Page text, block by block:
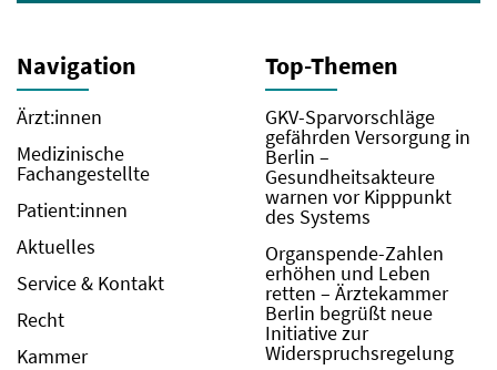
Navigation
Ärzt:innen
Medizinische
Fachangestellte
Patient:innen
Aktuelles
Service & Kontakt
Recht
Kammer
Top-Themen
GKV-Sparvorschläge
gefährden Versorgung in
Berlin –
Gesundheitsakteure
warnen vor Kipppunkt
des Systems
Organspende-Zahlen
erhöhen und Leben
retten – Ärztekammer
Berlin begrüßt neue
Initiative zur
Widerspruchsregelung